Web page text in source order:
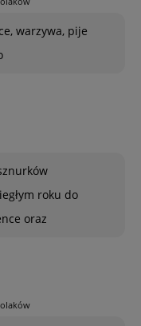
warzywa, pije
roku do
oraz